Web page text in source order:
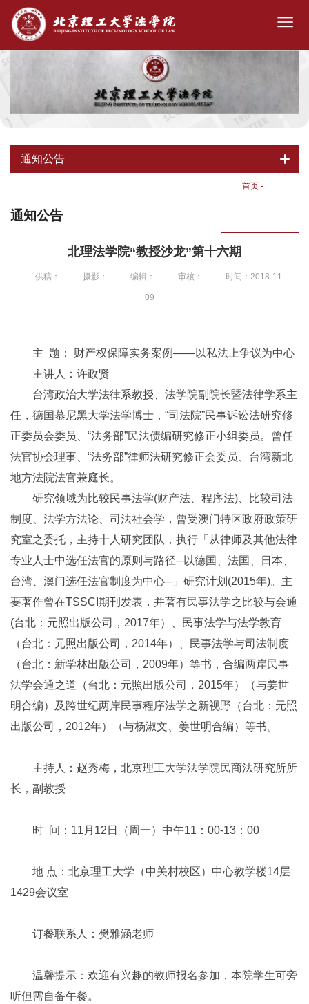
通知公告
首页 -
通知公告
北理法学院“教授沙龙”第十六期
供稿： 摄影： 编辑： 审核： 时间：2018-11-
09
主 题： 财产权保障实务案例——以私法上争议为中心
主讲人：许政贤
台湾政治大学法律系教授、法学院副院长暨法律学系主
任，德国慕尼黑大学法学博士，“司法院”民事诉讼法研究修
正委员会委员、“法务部”民法债编研究修正小组委员。曾任
法官协会理事、“法务部”律师法研究修正会委员、台湾新北
地方法院法官兼庭长。
研究领域为比较民事法学(财产法、程序法)、比较司法
制度、法学方法论、司法社会学，曾受澳门特区政府政策研
究室之委托，主持十人研究团队，执行「从律师及其他法律
专业人士中选任法官的原则与路径─以德国、法国、日本、
台湾、澳门选任法官制度为中心─」研究计划(2015年)。主
要著作曾在TSSCI期刊发表，并著有民事法学之比较与会通
(台北：元照出版公司，2017年）、民事法学与法学教育
（台北：元照出版公司，2014年）、民事法学与司法制度
（台北：新学林出版公司，2009年）等书，合编两岸民事
法学会通之道（台北：元照出版公司，2015年）（与姜世
明合编）及跨世纪两岸民事程序法学之新视野（台北：元照
出版公司，2012年）（与杨淑文、姜世明合编）等书。
主持人：赵秀梅，北京理工大学法学院民商法研究所所
长，副教授
时 间：11月12日（周一）中午11：00-13：00
地 点：北京理工大学（中关村校区）中心教学楼14层
1429会议室
订餐联系人：樊雅涵老师
温馨提示：欢迎有兴趣的教师报名参加，本院学生可旁
听但需自备午餐。